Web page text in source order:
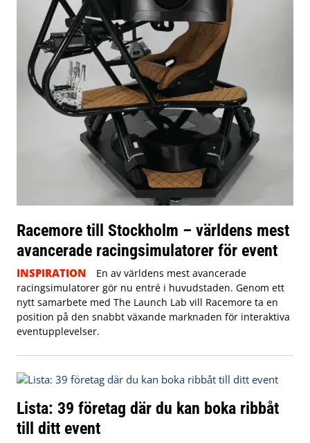
Racemore till Stockholm – världens mest
avancerade racingsimulatorer för event
INSPIRATION
En av världens mest avancerade
racingsimulatorer gör nu entré i huvudstaden. Genom ett
nytt samarbete med The Launch Lab vill Racemore ta en
position på den snabbt växande marknaden för interaktiva
eventupplevelser.
Lista: 39 företag där du kan boka ribbåt
till ditt event